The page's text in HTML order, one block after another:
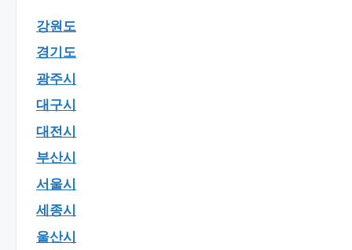
강원도
경기도
광주시
대구시
대전시
부산시
서울시
세종시
울산시